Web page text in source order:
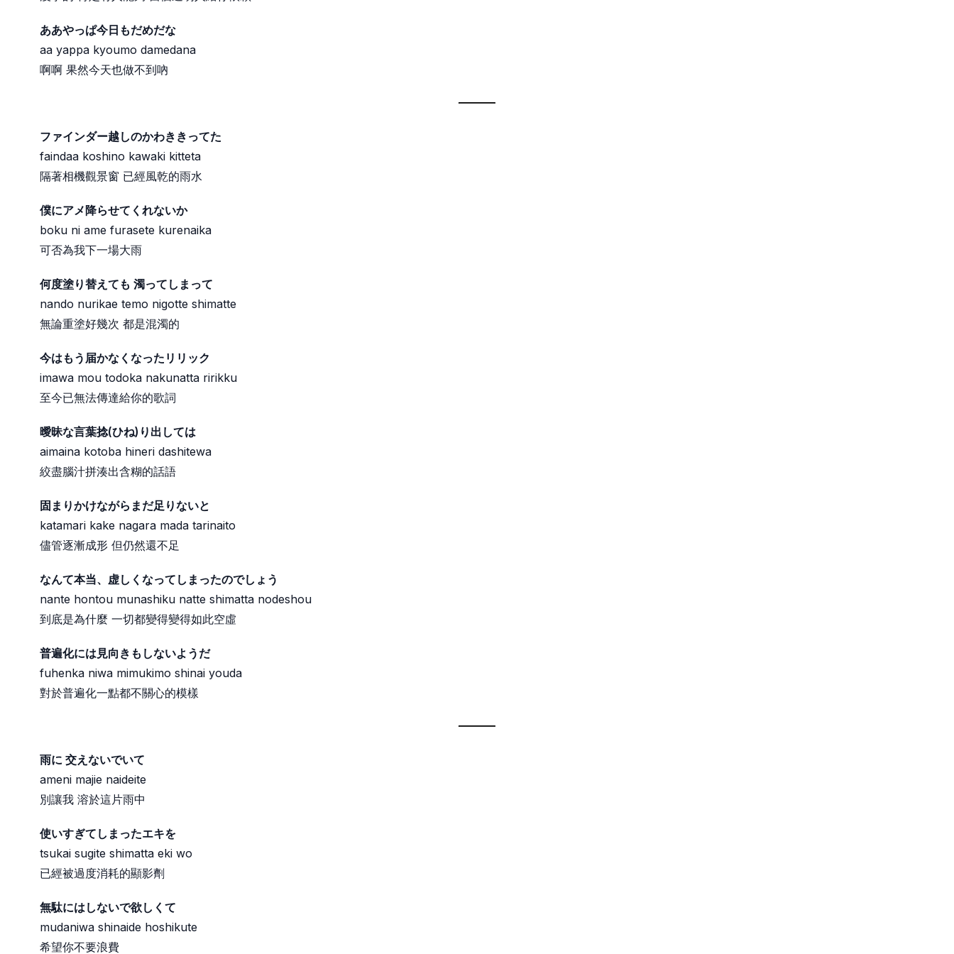
ああやっぱ今日もだめだな
aa yappa kyoumo damedana
啊啊 果然今天也做不到吶
ファインダー越しのかわききってた
faindaa koshino kawaki kitteta
隔著相機觀景窗 已經風乾的雨水
僕にアメ降らせてくれないか
boku ni ame furasete kurenaika
可否為我下一場大雨
何度塗り替えても 濁ってしまって
nando nurikae temo nigotte shimatte
無論重塗好幾次 都是混濁的
今はもう届かなくなったリリック
imawa mou todoka nakunatta ririkku
至今已無法傳達給你的歌詞
曖昧な言葉捻(ひね)り出しては
aimaina kotoba hineri dashitewa
絞盡腦汁拼湊出含糊的話語
固まりかけながらまだ足りないと
katamari kake nagara mada tarinaito
儘管逐漸成形 但仍然還不足
なんて本当、虚しくなってしまったのでしょう
nante hontou munashiku natte shimatta nodeshou
到底是為什麼 一切都變得變得如此空虛
普遍化には見向きもしないようだ
fuhenka niwa mimukimo shinai youda
對於普遍化一點都不關心的模樣
雨に 交えないでいて
ameni majie naideite
別讓我 溶於這片雨中
使いすぎてしまったエキを
tsukai sugite shimatta eki wo
已經被過度消耗的顯影劑
無駄にはしないで欲しくて
mudaniwa shinaide hoshikute
希望你不要浪費